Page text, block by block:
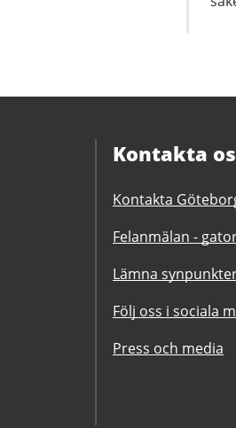
Kontakta
Kontakta
Felanmälan -
Lämna
Följ oss i sociala
Press och media